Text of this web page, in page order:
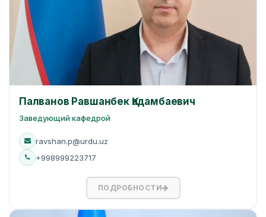
Палванов Равшанбек Қадамбаевич
Заведующий кафедрой
ravshan.p@urdu.uz
+998999223717
ПОДРОБНОСТИ